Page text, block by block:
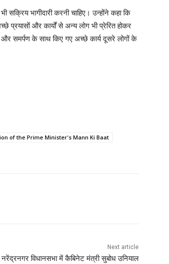
भागीदारी करनी चाहिए। उन्होंने कहा कि
और कार्यों से अन्य लोग भी प्रेरित होकर
और समर्पण के साथ किए गए अच्छे कार्य दूसरे लोगों के
of the Prime Minister's Mann Ki Baat
Next article
विधानसभा में कैबिनेट मंत्री सुबोध उनियाल